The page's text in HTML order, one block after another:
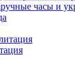
часы и